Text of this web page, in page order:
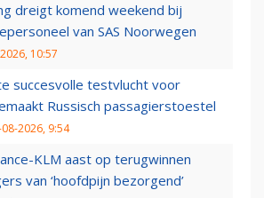
dreigt komend weekend bij
van SAS Noorwegen
10:57
succesvolle testvlucht voor
Russisch passagierstoestel
2026, 9:54
KLM aast op terugwinnen
van ‘hoofdpijn bezorgend’